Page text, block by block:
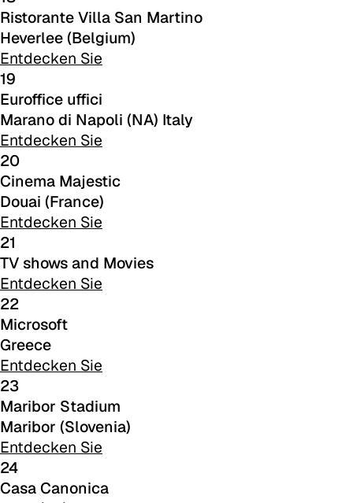
C -38
C 387
Ristorante Villa San Martino
Heverlee (Belgium)
Entdecken Sie
19
Euroffice uffici
Marano di Napoli (NA) Italy
Entdecken Sie
20
Cinema Majestic
Douai (France)
Entdecken Sie
21
TV shows and Movies
Entdecken Sie
22
Microsoft
Greece
Entdecken Sie
23
Maribor Stadium
Maribor (Slovenia)
Entdecken Sie
24
Casa Canonica